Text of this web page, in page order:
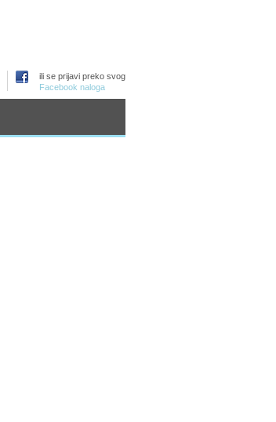
ili se prijavi preko svog
Facebook naloga